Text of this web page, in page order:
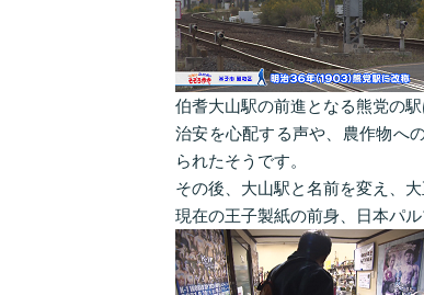
伯耆大山駅の前進となる熊党の
治安を心配する声や、農作物へ
られたそうです。
その後、大山駅と名前を変え、
現在の王子製紙の前身、日本パ